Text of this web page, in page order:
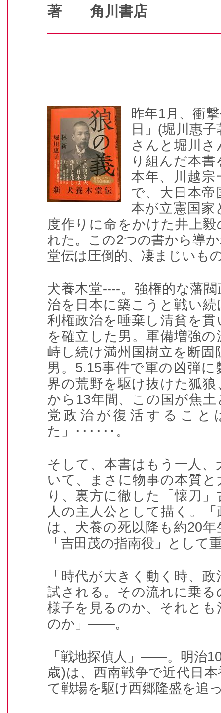
著 角川書店
昨年1月、衝
日」 (堀川惠子
さんと堀川
り組んだ本
本年、川越宗
で、大日本帝
本が立憲国家
度作りに命をかけた井上
れた。この2つの書から導
堂伝は圧倒的、凄まじいも
犬養木堂----。強権的な藩
治を日本に築こうと戦い
利権政治を唾棄し清貧を
を確立した男。軍備増強
峙し続け満州国樹立を断
男。 5.15事件で軍の凶弾に
界の荒野を駆け抜けた狐
から 13年間、この国が焦
党政治が復活すること
た」
･･････ 。
そして、本書はもう一人
いて、まさに物事の本質
り、裏方に徹した「懐刀
人の主人公として描く。
は、犬養の死以降も約20年
「吉田茂の指南役」として
「時代が大きく動く時、
試される。その流れに乗
様子を見るのか、それと
のか」――。
「戦地探偵人」――。明治
歳)は、西南戦争で近代日
て戦場を駆け西郷隆盛を追